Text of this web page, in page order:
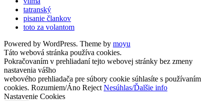
tatranský
pisanie člankov
toto za volantom
Powered by WordPress. Theme by moyu
Táto webová stránka používa cookies.
Pokračovaním v prehliadaní tejto webovej stránky bez zmeny
nastavenia vášho
webového prehliadača pre súbory cookie súhlasíte s používaním
cookies. Rozumiem/Áno Reject Nesúhlas/Ďalšie info
Nastavenie Cookies